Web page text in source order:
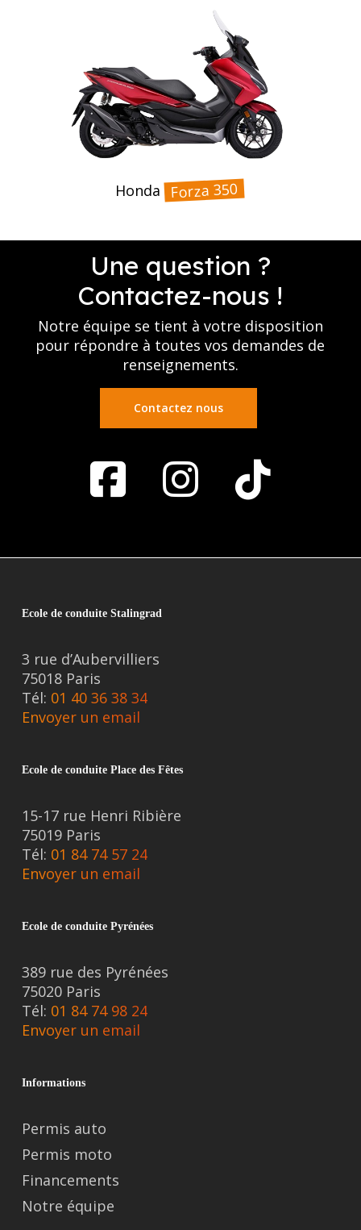
Honda Forza 350
Une question ?
Contactez-nous !
Notre équipe se tient à votre disposition
pour répondre à toutes vos demandes de
renseignements.
Contactez nous
Ecole de conduite Stalingrad
3 rue d’Aubervilliers
75018 Paris
Tél: 01 40 36 38 34
Envoyer un email
Ecole de conduite Place des Fêtes
15-17 rue Henri Ribière
75019 Paris
Tél: 01 84 74 57 24
Envoyer un email
Ecole de conduite Pyrénées
389 rue des Pyrénées
75020 Paris
Tél: 01 84 74 98 24
Envoyer un email
Informations
Permis auto
Permis moto
Financements
Notre équipe